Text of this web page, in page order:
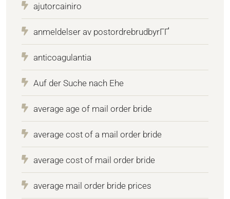
ajutorcainiro
anmeldelser av postordrebrudbyrГҐ
anticoagulantia
Auf der Suche nach Ehe
average age of mail order bride
average cost of a mail order bride
average cost of mail order bride
average mail order bride prices